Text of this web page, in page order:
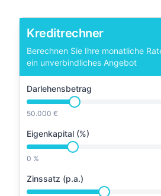
Kreditrechner
Berechnen Sie Ihre monatliche
ein unverbindliches Angebot
Darlehensbetrag
50.000 €
Eigenkapital (%)
0 %
Zinssatz (p.a.)